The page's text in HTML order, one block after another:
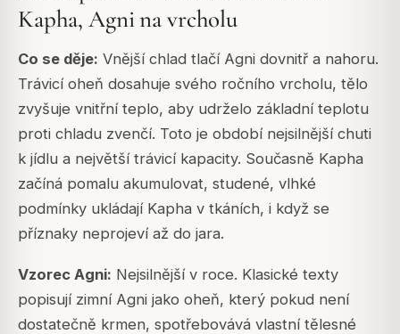
Kapha, Agni na vrcholu
Co se děje: Vnější chlad tlačí Agni dovnitř a nahoru.
Trávicí oheň dosahuje svého ročního vrcholu, tělo
zvyšuje vnitřní teplo, aby udrželo základní teplotu
proti chladu zvenčí. Toto je období nejsilnější chuti
k jídlu a největší trávicí kapacity. Současně Kapha
začíná pomalu akumulovat, studené, vlhké
podmínky ukládají Kapha v tkáních, i když se
příznaky neprojeví až do jara.
Vzorec Agni: Nejsilnější v roce. Klasické texty
popisují zimní Agni jako oheň, který pokud není
dostatečně krmen, spotřebovává vlastní tělesné